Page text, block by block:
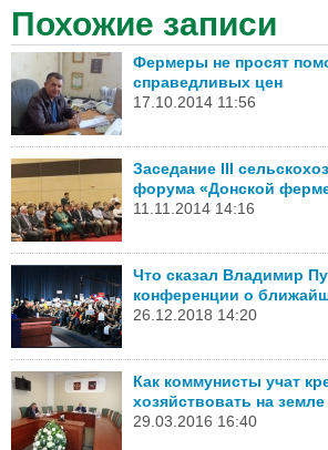
Похожие записи
Фермеры не просят
справедливых цен
17.10.2014 11:56
Заседание III
форума «Донской
11.11.2014 14:16
Что сказал Владимир
конференции о
26.12.2018 14:20
Как коммунисты учат
хозяйствовать на земле
29.03.2016 16:40